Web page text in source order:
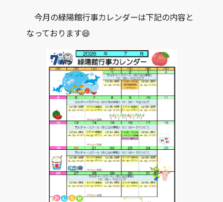
今月の緑陽館行事カレンダーは下記の内容と
なっております😄